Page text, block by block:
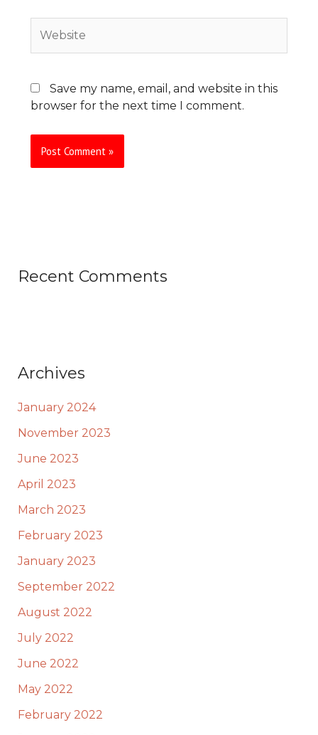
Save my name, email, and website in this
browser for the next time I comment.
Recent Comments
Archives
January 2024
November 2023
June 2023
April 2023
March 2023
February 2023
January 2023
September 2022
August 2022
July 2022
June 2022
May 2022
February 2022